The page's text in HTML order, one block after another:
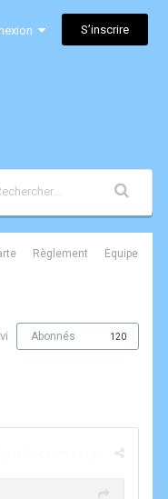
S’inscrire
Règlement Équipe
Abonnés 120